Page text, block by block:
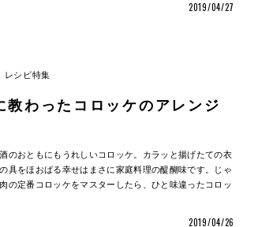
2019/04/27
レシピ特集
教わったコロッケのアレンジ
のおともにもうれしいコロッケ。カラッと揚げたての衣
具をほおばる幸せはまさに家庭料理の醍醐味です。じゃ
の定番コロッケをマスターしたら、ひと味違ったコロッ
2019/04/26